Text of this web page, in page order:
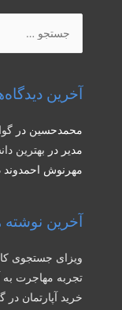
برای:
آخرین
محمدحسین در
مدیر در بهترین
مهرنوش احمدوند
آخرین نوشته
ویزای جستجوی
تجربه مهاجرت به
خرید آپارتمان در